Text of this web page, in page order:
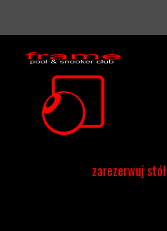
zarezerwuj stół